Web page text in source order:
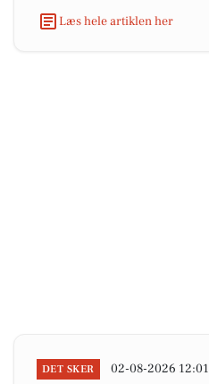
Læs hele artiklen her
DET SKER 02-08-2026 12:01